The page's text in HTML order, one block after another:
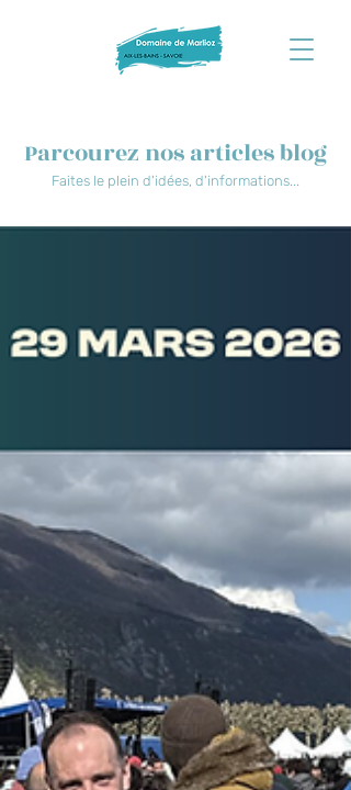
Parcourez nos articles blog
Faites le plein d'idées, d'informations...